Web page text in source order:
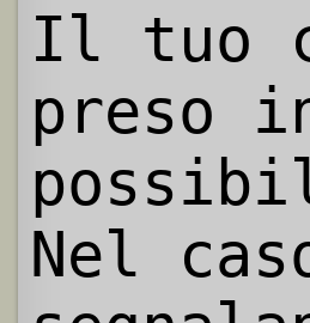
Il tuo
preso
Nel